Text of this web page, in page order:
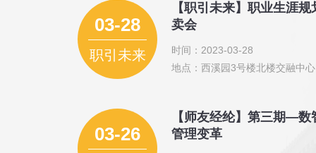
03-28
职引未来
【职引未来】职业生涯
卖会
时间：2023-03-28
地点：西溪园3号楼北楼交融中
03-26
【师友经纶】第三期—
管理变革